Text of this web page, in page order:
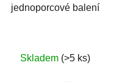
jednoporcové balení
Skladem (>5 ks)